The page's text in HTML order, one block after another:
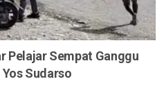
Pelajar Sempat Ganggu
Sudarso